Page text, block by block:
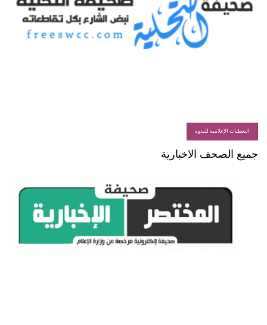
التغطيات الإعلامية للندوة
جميع الصحف الاخبارية